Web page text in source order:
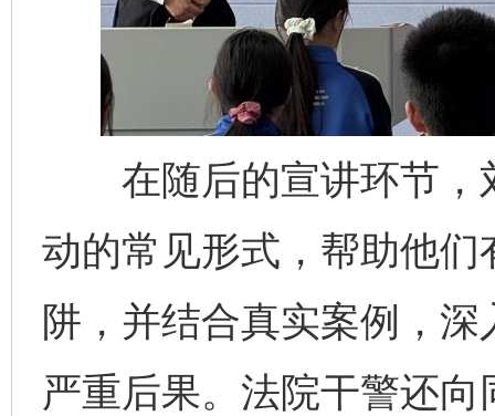
在随后的宣讲环节，
动的常见形式，帮助他
阱，并结合真实案例，
严重后果。法院干警还